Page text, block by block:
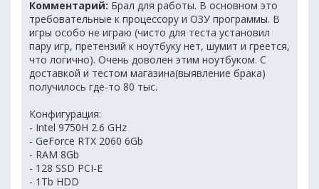
Комментарий: Брал для работы. В основном это
требовательные к процессору и ОЗУ программы. В
игры особо не играю (чисто для теста установил
пару игр, претензий к ноутбуку нет, шумит и греется,
что логично). Очень доволен этим ноутбуком. С
доставкой и тестом магазина(выявление брака)
получилось где-то 80 тыс.
Конфигурация:
- Intel 9750H 2.6 GHz
- GeForce RTX 2060 6Gb
- RAM 8Gb
- 128 SSD PCI-E
- 1Tb HDD